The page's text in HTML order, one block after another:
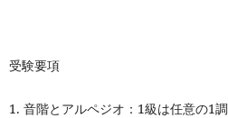
受験要項
1. 音階とアルペジオ：1級は任意の1